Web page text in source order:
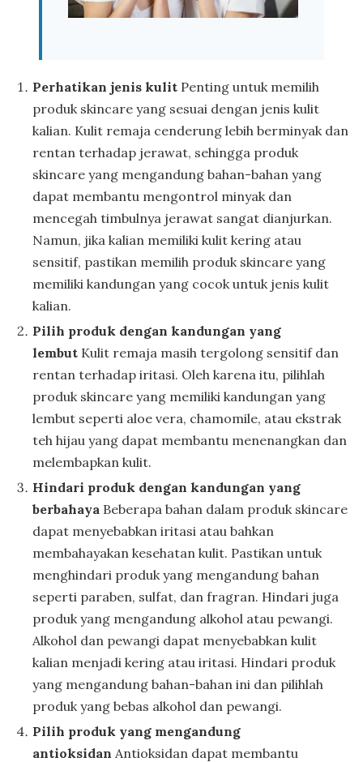
Perhatikan jenis kulit Penting untuk memilih
produk skincare yang sesuai dengan jenis kulit
kalian. Kulit remaja cenderung lebih berminyak dan
rentan terhadap jerawat, sehingga produk
skincare yang mengandung bahan-bahan yang
dapat membantu mengontrol minyak dan
mencegah timbulnya jerawat sangat dianjurkan.
Namun, jika kalian memiliki kulit kering atau
sensitif, pastikan memilih produk skincare yang
memiliki kandungan yang cocok untuk jenis kulit
kalian.
Pilih produk dengan kandungan yang
lembut Kulit remaja masih tergolong sensitif dan
rentan terhadap iritasi. Oleh karena itu, pilihlah
produk skincare yang memiliki kandungan yang
lembut seperti aloe vera, chamomile, atau ekstrak
teh hijau yang dapat membantu menenangkan dan
melembapkan kulit.
Hindari produk dengan kandungan yang
berbahaya Beberapa bahan dalam produk skincare
dapat menyebabkan iritasi atau bahkan
membahayakan kesehatan kulit. Pastikan untuk
menghindari produk yang mengandung bahan
seperti paraben, sulfat, dan fragran. Hindari juga
produk yang mengandung alkohol atau pewangi.
Alkohol dan pewangi dapat menyebabkan kulit
kalian menjadi kering atau iritasi. Hindari produk
yang mengandung bahan-bahan ini dan pilihlah
produk yang bebas alkohol dan pewangi.
Pilih produk yang mengandung
antioksidan Antioksidan dapat membantu